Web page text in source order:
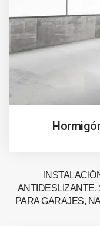
ANTIDESLIZANTE,
PARA GARAJES,